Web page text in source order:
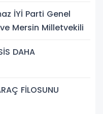
İYİ Parti Genel
ve Mersin Milletvekili
DAHA
FİLOSUNU